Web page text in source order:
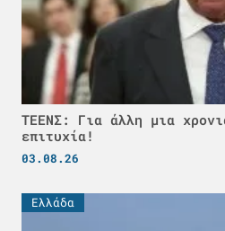
ΤΕΕΝΣ: Για άλλη μια
επιτυχία!
03.08.26
Ελλάδα